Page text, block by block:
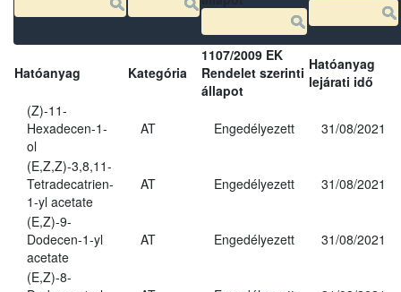
Hatóanyag Kategória
1107/2009 EK
Rendelet szerinti
állapot
Hatóanyag
lejárati idő
(Z)-11-
Hexadecen-1-
ol
AT Engedélyezett 31/08/2021
(E,Z,Z)-3,8,11-
Tetradecatrien-
1-yl acetate
AT Engedélyezett 31/08/2021
(E,Z)-9-
Dodecen-1-yl
acetate
AT Engedélyezett 31/08/2021
(E,Z)-8-